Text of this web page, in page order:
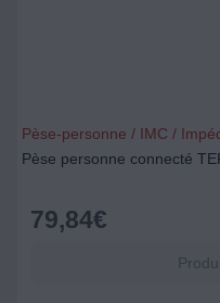
Pèse-personne / IMC /
Pèse personne connecté
79,84€